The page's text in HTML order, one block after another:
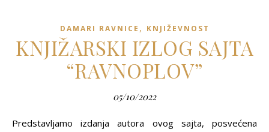
DAMARI RAVNICE , KNJIŽEVNOST
KNJIŽARSKI IZLOG SAJTA
“RAVNOPLOV”
05/10/2022
Predstavljamo izdanja autora ovog sajta, posvećena